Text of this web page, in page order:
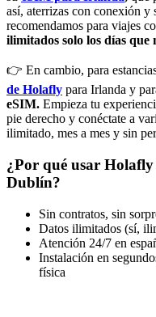
así, aterrizas con conexión
recomendamos para viajes
ilimitados solo los días que
👉 En cambio, para
de Holafly para Irlanda y
eSIM. Empieza tu
pie derecho y conéctate a
ilimitado, mes a mes y sin
¿Por qué usar Holafly
Dublín?
Sin contratos, sin
Datos ilimitados (sí,
Atención 24/7 en
Instalación en
física